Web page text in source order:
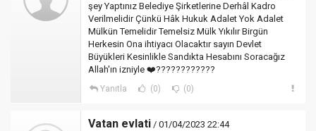
şey Yaptınız Belediye Şirketlerine Derhâl Kadro
Verilmelidir Çünkü Hâk Hukuk Adalet Yok Adalet
Mülkün Temelidir Temelsiz Mülk Yıkılır Birgün
Herkesin Ona ihtiyacı Olacaktır sayın Devlet
Büyükleri Kesinlikle Sandıkta Hesabını Soracağız
Allah'ın izniyle ❤️????????????
Yanıtla (0) (0)
Vatan evlati / 01/04/2023 22:44